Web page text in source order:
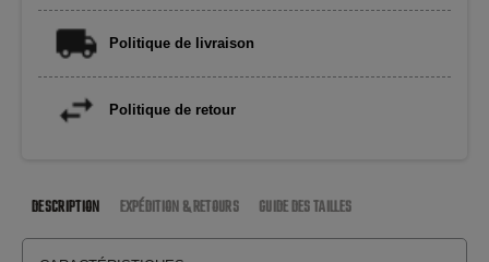
Politique de livraison
Politique de retour
DESCRIPTION EXPÉDITION & RETOURS GUIDE DES TAILLES